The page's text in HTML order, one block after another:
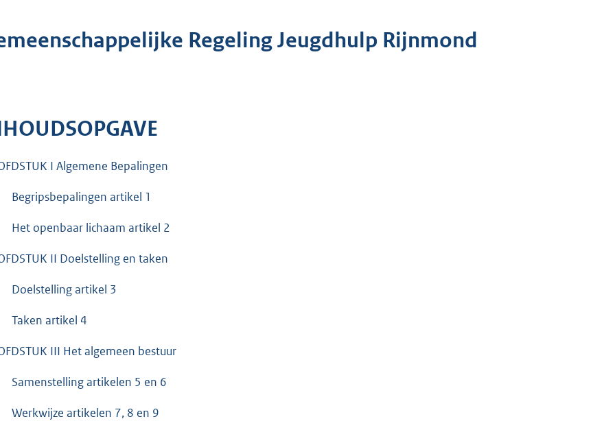
Regeling Jeugdhulp Rijnmond
I Algemene Bepalingen
Begripsbepalingen artikel 1
Het openbaar lichaam artikel 2
II Doelstelling en taken
Doelstelling artikel 3
Taken artikel 4
III Het algemeen bestuur
Samenstelling artikelen 5 en 6
Werkwijze artikelen 7, 8 en 9